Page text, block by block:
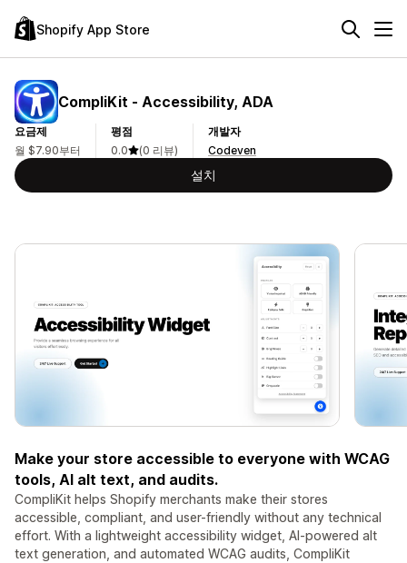
Shopify App Store
CompliKit ‑ Accessibility, ADA
요금제
월 $7.90부터
평점
0.0
(0 리뷰)
개발자
Codeven
설치
Make your store accessible to everyone with WCAG
tools, AI alt text, and audits.
CompliKit helps Shopify merchants make their stores
accessible, compliant, and user-friendly without any technical
effort. With a lightweight accessibility widget, AI-powered alt
text generation, and automated WCAG audits, CompliKit